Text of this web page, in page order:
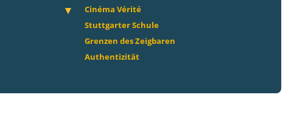
Cinéma Vérité
Stuttgarter Schule
Grenzen des Zeigbaren
Authentizität